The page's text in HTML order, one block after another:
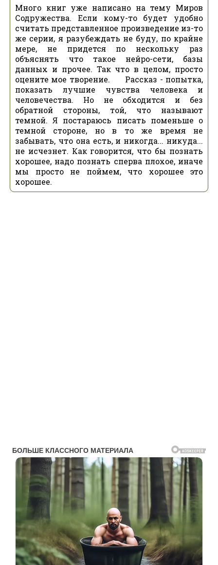
Много книг уже написано на тему Миров
Содружества. Если кому-то будет удобно
считать представленное произведение из-то
же серии, я разубеждать не буду, по крайне
мере, не придется по нескольку раз
объяснять что такое нейро-сети, базы
данных и прочее. Так что в целом, просто
оцените мое творение. Рассказ - попытка,
показать лучшие чувства человека и
человечества. Но не обходится и без
обратной стороны, той, что называют
темной. Я постараюсь писать поменьше о
темной стороне, но в то же время не
забывать, что она есть, и никогда... никуда...
не исчезнет. Как говорится, что бы познать
хорошее, надо познать сперва плохое, иначе
мы просто не поймем, что хорошее это
хорошее.